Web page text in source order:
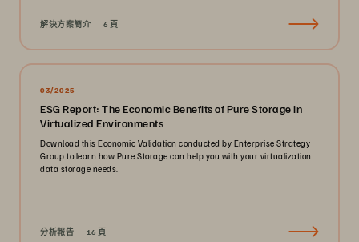
解決方案簡介 6 頁
03/2025
ESG Report: The Economic Benefits of Pure Storage in
Virtualized Environments
Download this Economic Validation conducted by Enterprise Strategy
Group to learn how Pure Storage can help you with your virtualization
data storage needs.
分析報告 16 頁